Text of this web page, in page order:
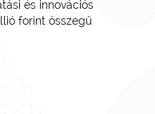
és innovációs
forint összegű